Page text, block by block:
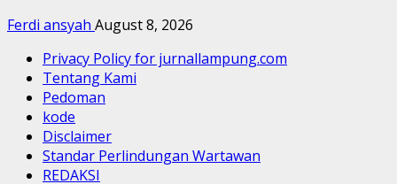
Ferdi ansyah August 8, 2026
Privacy Policy for jurnallampung.com
Tentang Kami
Pedoman
kode
Disclaimer
Standar Perlindungan Wartawan
REDAKSI